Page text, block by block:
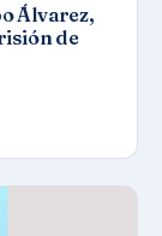
Álvarez,
de